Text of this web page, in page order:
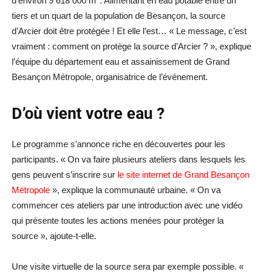
tiers et un quart de la population de Besançon, la source
d’Arcier doit être protégée ! Et elle l’est… « Le message, c’est
vraiment : comment on protège la source d’Arcier ? », explique
l’équipe du département eau et assainissement de Grand
Besançon Métropole, organisatrice de l’événement.
D’où vient votre eau ?
Le programme s’annonce riche en découvertes pour les
participants. « On va faire plusieurs ateliers dans lesquels les
gens peuvent s’inscrire sur le site internet de Grand Besançon
Métropole », explique la communauté urbaine. « On va
commencer ces ateliers par une introduction avec une vidéo
qui présente toutes les actions menées pour protéger la
source », ajoute-t-elle.
Une visite virtuelle de la source sera par exemple possible. «